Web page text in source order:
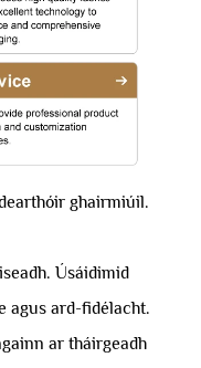
ghairmiúil.
Úsáidimid
agus ard-fidélacht.
ar tháirgeadh